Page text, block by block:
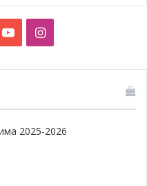
YouTubeInstagram
2025-2026